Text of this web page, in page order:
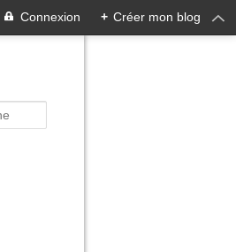
Connexion + Créer mon blog